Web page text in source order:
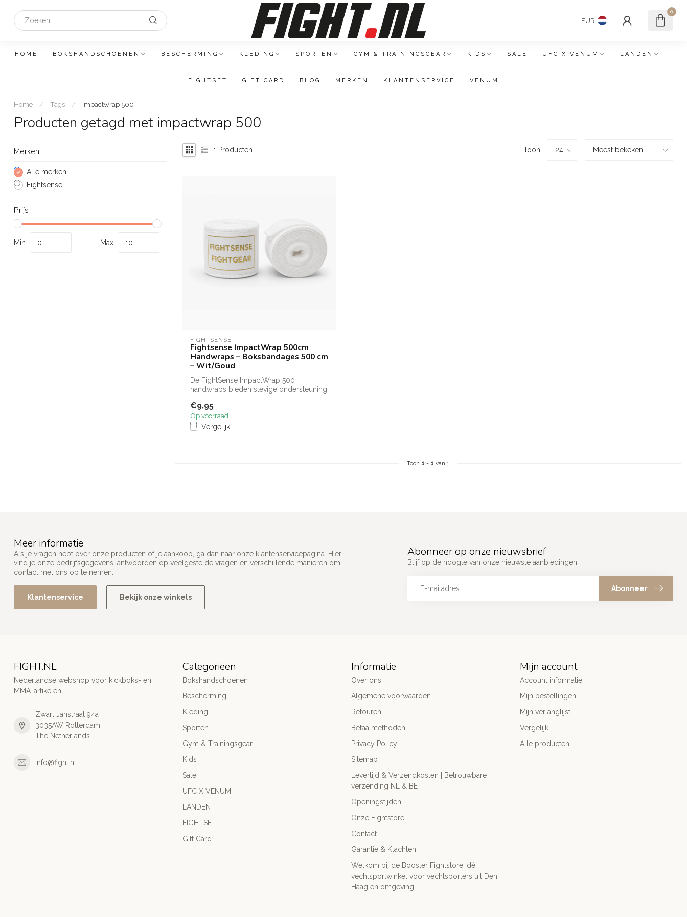
EUR
0
HOME BOKSHANDSCHOENEN BESCHERMING KLEDING SPORTEN GYM & TRAININGSGEAR KIDS SALE UFC X VENUM LANDEN
FIGHTSET GIFT CARD BLOG MERKEN KLANTENSERVICE VENUM
Home / Tags / impactwrap 500
Producten getagd met impactwrap 500
Merken
Alle merken
Fightsense
Prijs
Min Max
1 Producten Toon:
FIGHTSENSE
Fightsense ImpactWrap 500cm
Handwraps – Boksbandages 500 cm
– Wit/Goud
De FightSense ImpactWrap 500
handwraps bieden stevige ondersteuning
€9,95
Op voorraad
Vergelijk
Toon 1 - 1 van 1
Meer informatie
Als je vragen hebt over onze producten of je aankoop, ga dan naar onze klantenservicepagina. Hier
vind je onze bedrijfsgegevens, antwoorden op veelgestelde vragen en verschillende manieren om
contact met ons op te nemen.
Klantenservice Bekijk onze winkels
Abonneer op onze nieuwsbrief
Blijf op de hoogte van onze nieuwste aanbiedingen
Abonneer
FIGHT.NL
Nederlandse webshop voor kickboks- en
MMA-artikelen.
Zwart Janstraat 94a
3035AW Rotterdam
The Netherlands
info@fight.nl
Categorieën
Bokshandschoenen
Bescherming
Kleding
Sporten
Gym & Trainingsgear
Kids
Sale
UFC X VENUM
LANDEN
FIGHTSET
Gift Card
Informatie
Over ons
Algemene voorwaarden
Retouren
Betaalmethoden
Privacy Policy
Sitemap
Levertijd & Verzendkosten | Betrouwbare
verzending NL & BE
Openingstijden
Onze Fightstore
Contact
Garantie & Klachten
Welkom bij de Booster Fightstore, dé
vechtsportwinkel voor vechtsporters uit Den
Haag en omgeving!
Mijn account
Account informatie
Mijn bestellingen
Mijn verlanglijst
Vergelijk
Alle producten